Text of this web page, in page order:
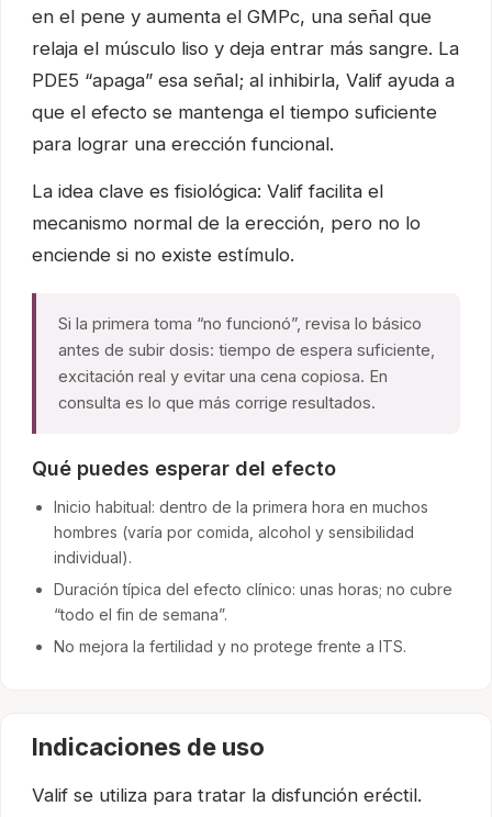
en el pene y aumenta el GMPc, una señal que
relaja el músculo liso y deja entrar más sangre. La
PDE5 “apaga” esa señal; al inhibirla, Valif ayuda a
que el efecto se mantenga el tiempo suficiente
para lograr una erección funcional.
La idea clave es fisiológica: Valif facilita el
mecanismo normal de la erección, pero no lo
enciende si no existe estímulo.
Si la primera toma “no funcionó”, revisa lo básico
antes de subir dosis: tiempo de espera suficiente,
excitación real y evitar una cena copiosa. En
consulta es lo que más corrige resultados.
Qué puedes esperar del efecto
Inicio habitual: dentro de la primera hora en muchos
hombres (varía por comida, alcohol y sensibilidad
individual).
Duración típica del efecto clínico: unas horas; no cubre
“todo el fin de semana”.
No mejora la fertilidad y no protege frente a ITS.
Indicaciones de uso
Valif se utiliza para tratar la disfunción eréctil.